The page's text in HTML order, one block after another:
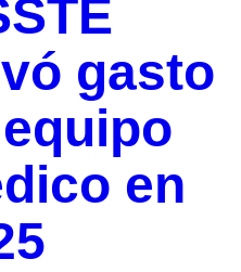
gasto
en